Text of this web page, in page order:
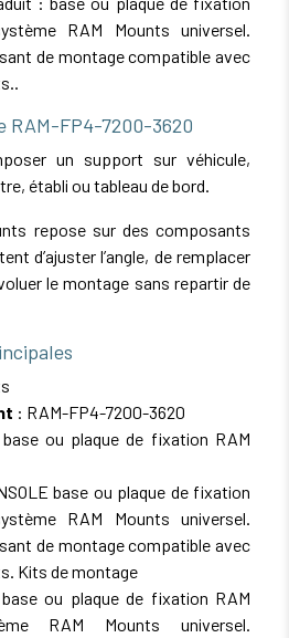
RAM Mounts universel.
de montage compatible avec
RAM-FP4-7200-3620
un support sur véhicule,
établi ou tableau de bord.
repose sur des composants
d’ajuster l’angle, de remplacer
le montage sans repartir de
: RAM-FP4-7200-3620
ou plaque de fixation RAM
base ou plaque de fixation
RAM Mounts universel.
de montage compatible avec
Kits de montage
ou plaque de fixation RAM
RAM Mounts universel.